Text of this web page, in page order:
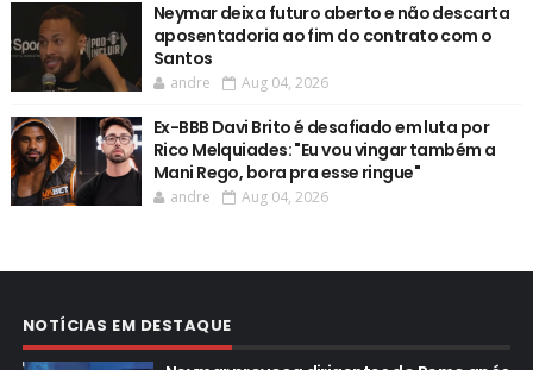
Neymar deixa futuro aberto e não descarta
aposentadoria ao fim do contrato com o
Santos
andre Aug 04, 2026
Ex-BBB Davi Brito é desafiado em luta por
Rico Melquiades: "Eu vou vingar também a
Mani Rego, bora pra esse ringue"
andre Aug 04, 2026
NOTÍCIAS EM DESTAQUE